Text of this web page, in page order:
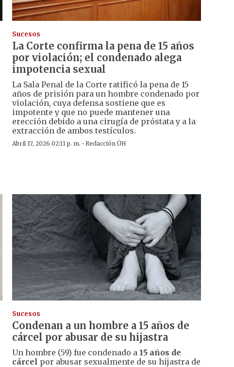
Sucesos
La Corte confirma la pena de 15 años
por violación; el condenado alega
impotencia sexual
La Sala Penal de la Corte ratificó la pena de 15
años de prisión para un hombre condenado por
violación, cuya defensa sostiene que es
impotente y que no puede mantener una
erección debido a una cirugía de próstata y a la
extracción de ambos testículos.
Abril 17, 2026 02:11 p. m. · Redacción ÚH
Sucesos
Condenan a un hombre a 15 años de
cárcel por abusar de su hijastra
Un hombre (59) fue condenado a 15 años de
cárcel por abusar sexualmente de su hijastra de